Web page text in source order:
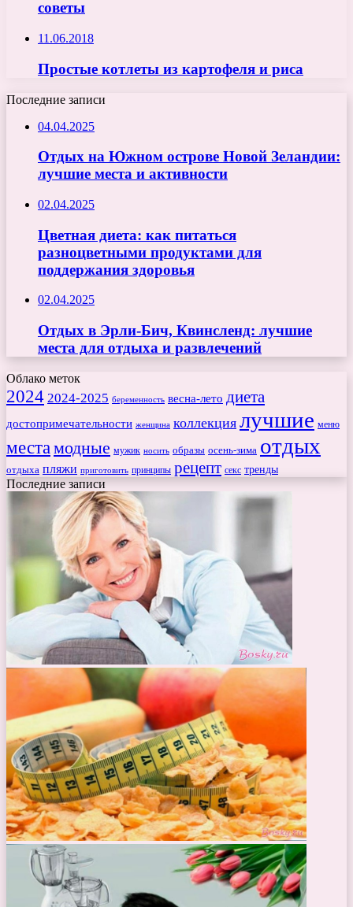
советы
11.06.2018
Простые котлеты из картофеля и риса
Последние записи
04.04.2025
Отдых на Южном острове Новой Зеландии:
лучшие места и активности
02.04.2025
Цветная диета: как питаться
разноцветными продуктами для
поддержания здоровья
02.04.2025
Отдых в Эрли-Бич, Квинсленд: лучшие
места для отдыха и развлечений
Облако меток
2024 2024-2025 беременность весна-лето диета
достопримечательности женщина коллекция лучшие меню
места модные мужик носить образы осень-зима отдых
отдыха пляжи приготовить принципы рецепт секс тренды
Последние записи